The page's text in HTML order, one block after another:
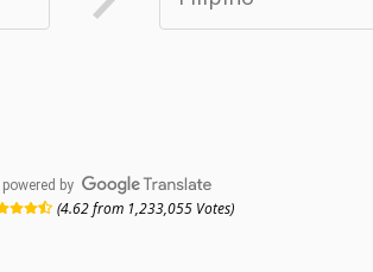
powered by
(4.62 from 1,233,055 Votes)